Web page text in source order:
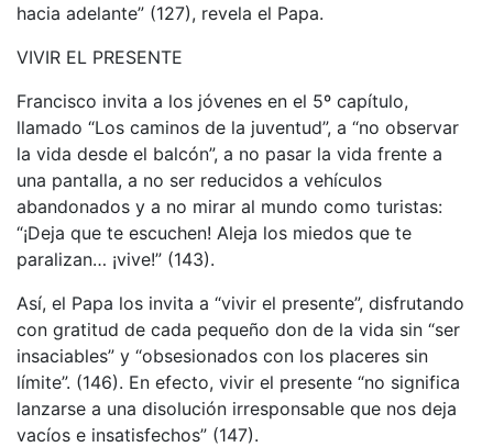
hacia adelante” (127), revela el Papa.
VIVIR EL PRESENTE
Francisco invita a los jóvenes en el 5º capítulo,
llamado “Los caminos de la juventud”, a “no observar
la vida desde el balcón”, a no pasar la vida frente a
una pantalla, a no ser reducidos a vehículos
abandonados y a no mirar al mundo como turistas:
“¡Deja que te escuchen! Aleja los miedos que te
paralizan… ¡vive!” (143).
Así, el Papa los invita a “vivir el presente”, disfrutando
con gratitud de cada pequeño don de la vida sin “ser
insaciables” y “obsesionados con los placeres sin
límite”. (146). En efecto, vivir el presente “no significa
lanzarse a una disolución irresponsable que nos deja
vacíos e insatisfechos” (147).